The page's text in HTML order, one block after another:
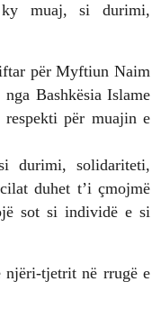
ky muaj, si durimi,
për Myftiun Naim
Bashkësia Islame
respekti për muajin e
durimi, solidariteti,
duhet t’i çmojmë
sot si individë e si
njëri-tjetrit në rrugë e